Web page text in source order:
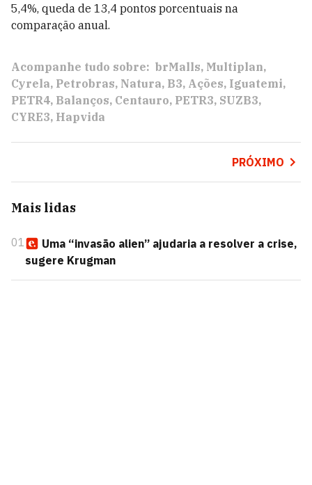
5,4%, queda de 13,4 pontos porcentuais na
comparação anual.
Acompanhe tudo sobre: brMalls Multiplan
Cyrela Petrobras Natura B3 Ações Iguatemi
PETR4 Balanços Centauro PETR3 SUZB3
CYRE3 Hapvida
PRÓXIMO
Mais lidas
01
Uma “invasão alien” ajudaria a resolver a crise,
sugere Krugman